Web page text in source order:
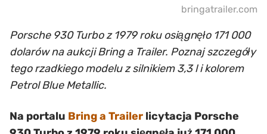
bringatrailer.com
Porsche 930 Turbo z 1979 roku osiągnęło 171 000
dolarów na aukcji Bring a Trailer. Poznaj szczegóły
tego rzadkiego modelu z silnikiem 3,3 l i kolorem
Petrol Blue Metallic.
Na portalu Bring a Trailer licytacja Porsche